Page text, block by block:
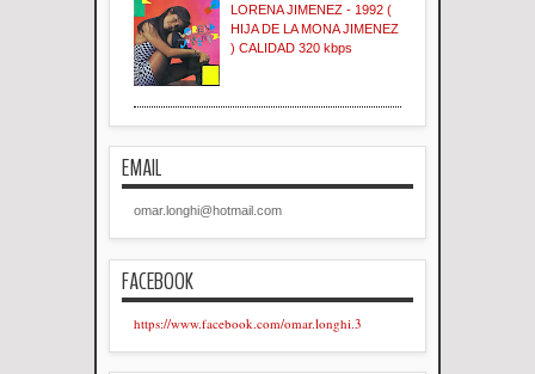
LORENA JIMENEZ - 1992 (
HIJA DE LA MONA JIMENEZ
) CALIDAD 320 kbps
EMAIL
omar.longhi@hotmail.com
FACEBOOK
https://www.facebook.com/omar.longhi.3